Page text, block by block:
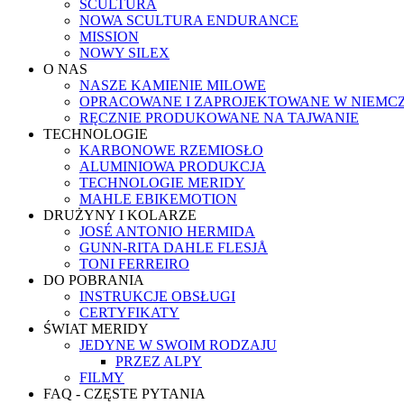
SCULTURA
NOWA SCULTURA ENDURANCE
MISSION
NOWY SILEX
O NAS
NASZE KAMIENIE MILOWE
OPRACOWANE I ZAPROJEKTOWANE W
RĘCZNIE PRODUKOWANE NA TAJWANIE
TECHNOLOGIE
KARBONOWE RZEMIOSŁO
ALUMINIOWA PRODUKCJA
TECHNOLOGIE MERIDY
MAHLE EBIKEMOTION
DRUŻYNY I KOLARZE
JOSÉ ANTONIO HERMIDA
GUNN-RITA DAHLE FLESJÅ
TONI FERREIRO
DO POBRANIA
INSTRUKCJE OBSŁUGI
CERTYFIKATY
ŚWIAT MERIDY
JEDYNE W SWOIM RODZAJU
PRZEZ ALPY
FILMY
FAQ - CZĘSTE PYTANIA